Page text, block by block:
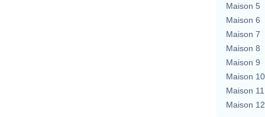
Maison 5
Maison 6
Maison 7
Maison 8
Maison 9
Maison 10
Maison 11
Maison 12